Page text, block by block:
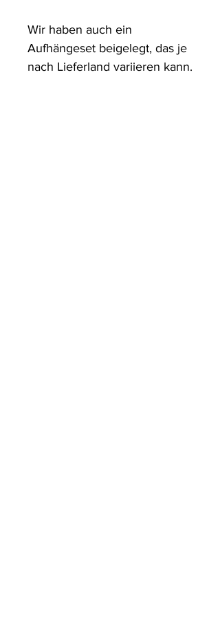
Wir haben auch ein
Aufhängeset beigelegt, das je
nach Lieferland variieren kann.